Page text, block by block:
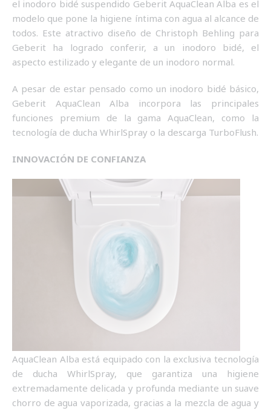
el inodoro bidé suspendido Geberit AquaClean Alba es el
modelo que pone la higiene íntima con agua al alcance de
todos. Este atractivo diseño de Christoph Behling para
Geberit ha logrado conferir, a un inodoro bidé, el
aspecto estilizado y elegante de un inodoro normal.
A pesar de estar pensado como un inodoro bidé básico,
Geberit AquaClean Alba incorpora las principales
funciones premium de la gama AquaClean, como la
tecnología de ducha WhirlSpray o la descarga TurboFlush.
INNOVACIÓN DE CONFIANZA
AquaClean Alba está equipado con la exclusiva tecnología
de ducha WhirlSpray, que garantiza una higiene
extremadamente delicada y profunda mediante un suave
chorro de agua vaporizada, gracias a la mezcla de agua y